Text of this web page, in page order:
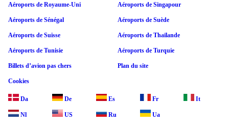
Aéroports de Royaume-Uni Aéroports de Singapour
Aéroports de Sénégal Aéroports de Suède
Aéroports de Suisse Aéroports de Thaïlande
Aéroports de Tunisie Aéroports de Turquie
Billets d’avion pas chers Plan du site
Cookies
Da De Es Fr It
Nl US Ru Ua